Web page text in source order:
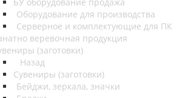
Оборудование для производства
Серверное и комплектующие для ПК
веревочная продукция
(заготовки)
Назад
Сувениры (заготовки)
Бейджи, зеркала, значки